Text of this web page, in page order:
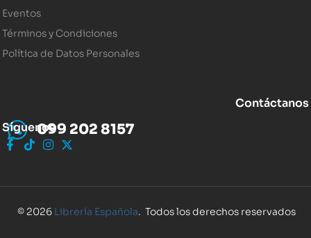
Eventos
Términos y Condiciones
Política de Datos Personales
Contáctanos
099 202 8157
Síguenos
© 2026 Librería Española. Todos los derechos reservados